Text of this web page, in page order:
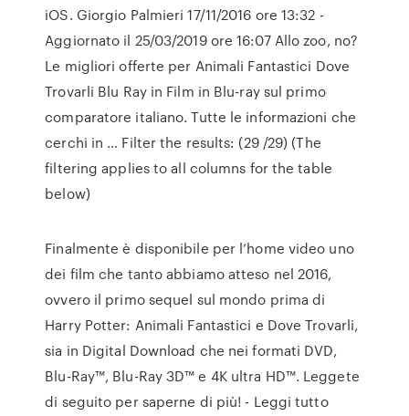
iOS. Giorgio Palmieri 17/11/2016 ore 13:32 -
Aggiornato il 25/03/2019 ore 16:07 Allo zoo, no?
Le migliori offerte per Animali Fantastici Dove
Trovarli Blu Ray in Film in Blu-ray sul primo
comparatore italiano. Tutte le informazioni che
cerchi in … Filter the results: (29 /29) (The
filtering applies to all columns for the table
below)
Finalmente è disponibile per l’home video uno
dei film che tanto abbiamo atteso nel 2016,
ovvero il primo sequel sul mondo prima di
Harry Potter: Animali Fantastici e Dove Trovarli,
sia in Digital Download che nei formati DVD,
Blu-Ray™, Blu-Ray 3D™ e 4K ultra HD™. Leggete
di seguito per saperne di più! - Leggi tutto